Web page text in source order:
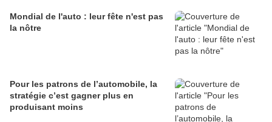
Mondial de l'auto : leur fête n'est pas
la nôtre
Pour les patrons de l’automobile, la
stratégie c’est gagner plus en
produisant moins